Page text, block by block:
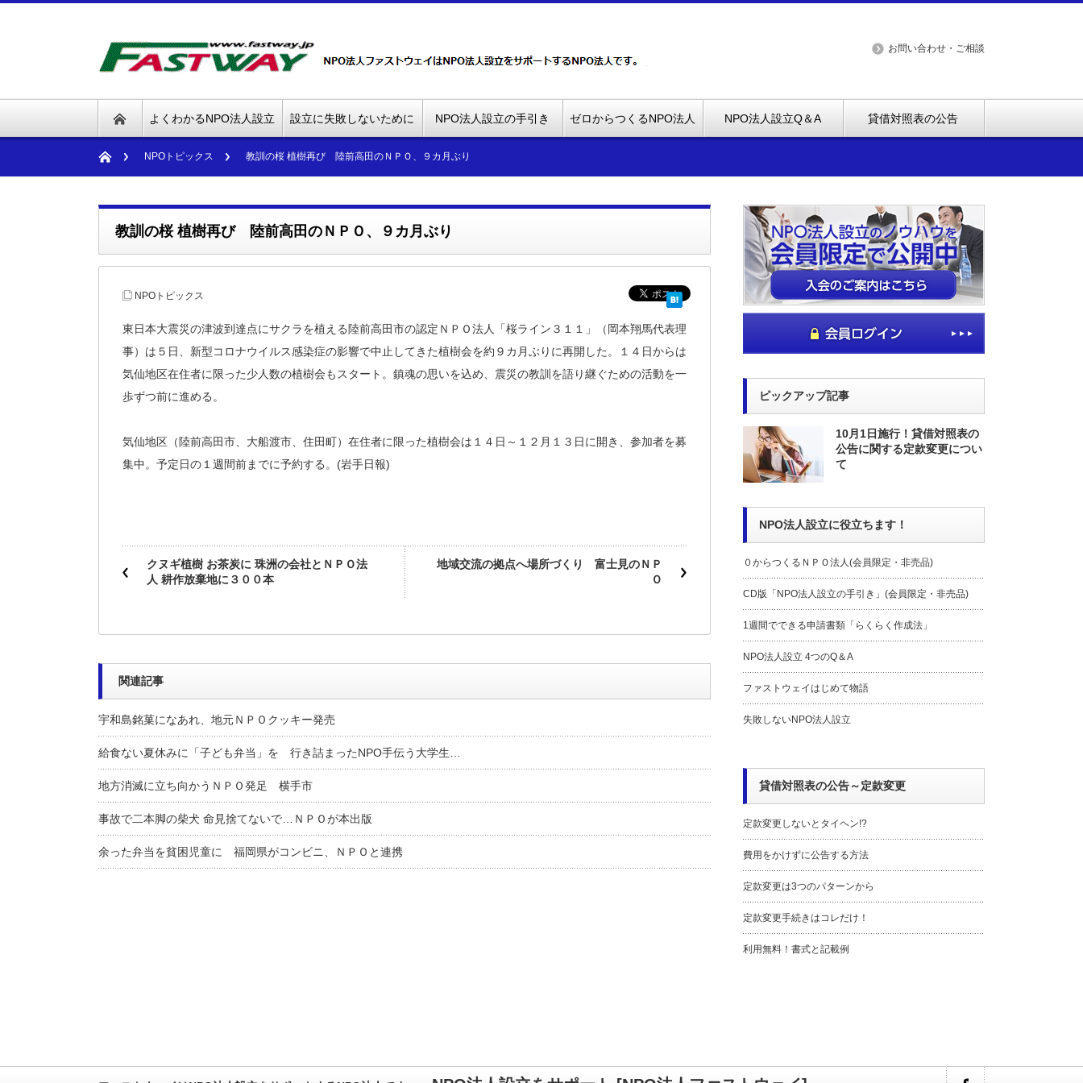
お問い合わせ・ご相談
よくわかるNPO法人設立 設立に失敗しないために NPO法人設立の手引き ゼロからつくるNPO法人 NPO法人設立Q＆A 貸借対照表の公告
NPOトピックス 教訓の桜 植樹再び 陸前高田のＮＰＯ、９カ月ぶり
教訓の桜 植樹再び 陸前高田のＮＰＯ、９カ月ぶり
NPOトピックス
東日本大震災の津波到達点にサクラを植える陸前高田市の認定ＮＰＯ法人「桜ライン３１１」（岡本翔馬代表理
事）は５日、新型コロナウイルス感染症の影響で中止してきた植樹会を約９カ月ぶりに再開した。１４日からは
気仙地区在住者に限った少人数の植樹会もスタート。鎮魂の思いを込め、震災の教訓を語り継ぐための活動を一
歩ずつ前に進める。
気仙地区（陸前高田市、大船渡市、住田町）在住者に限った植樹会は１４日～１２月１３日に開き、参加者を募
集中。予定日の１週間前までに予約する。(岩手日報)
クヌギ植樹 お茶炭に 珠洲の会社とＮＰＯ法
人 耕作放棄地に３００本
地域交流の拠点へ場所づくり 富士見のＮＰ
Ｏ
関連記事
宇和島銘菓になあれ、地元ＮＰＯクッキー発売
給食ない夏休みに「子ども弁当」を 行き詰まったNPO手伝う大学生…
地方消滅に立ち向かうＮＰＯ発足 横手市
事故で二本脚の柴犬 命見捨てないで…ＮＰＯが本出版
余った弁当を貧困児童に 福岡県がコンビニ、ＮＰＯと連携
ピックアップ記事
10月1日施行！貸借対照表の
公告に関する定款変更につい
て
NPO法人設立に役立ちます！
０からつくるＮＰＯ法人(会員限定・非売品)
CD版「NPO法人設立の手引き」(会員限定・非売品)
1週間でできる申請書類「らくらく作成法」
NPO法人設立 4つのQ＆A
ファストウェイはじめて物語
失敗しないNPO法人設立
貸借対照表の公告～定款変更
定款変更しないとタイヘン!?
費用をかけずに公告する方法
定款変更は3つのパターンから
定款変更手続きはコレだけ！
利用無料！書式と記載例